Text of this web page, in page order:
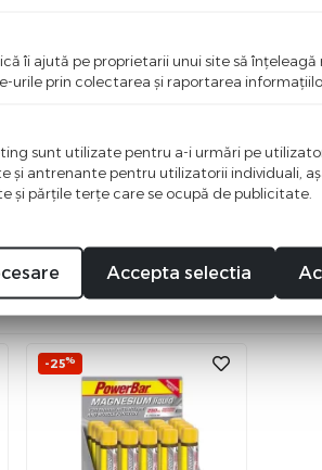
primul care scrie ceva bun despre acest
-25%
îi ajută pe proprietarii unui site să
urile prin colectarea şi raportarea
sunt utilizate pentru a-i urmări pe
şi antrenante pentru utilizatorii individuali,
şi părţile terţe care se ocupă de publicitate.
Accepta selectia